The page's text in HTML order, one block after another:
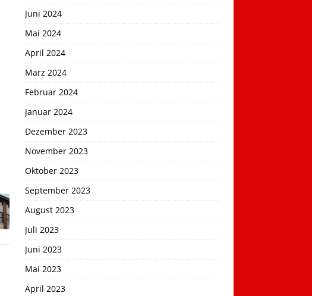
Juni 2024
Mai 2024
April 2024
März 2024
Februar 2024
Januar 2024
Dezember 2023
November 2023
Oktober 2023
September 2023
August 2023
Juli 2023
Juni 2023
Mai 2023
April 2023